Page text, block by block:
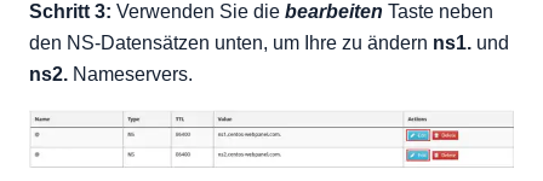
Schritt 3: Verwenden Sie die bearbeiten Taste neben
den NS-Datensätzen unten, um Ihre zu ändern ns1. und
ns2. Nameservers.